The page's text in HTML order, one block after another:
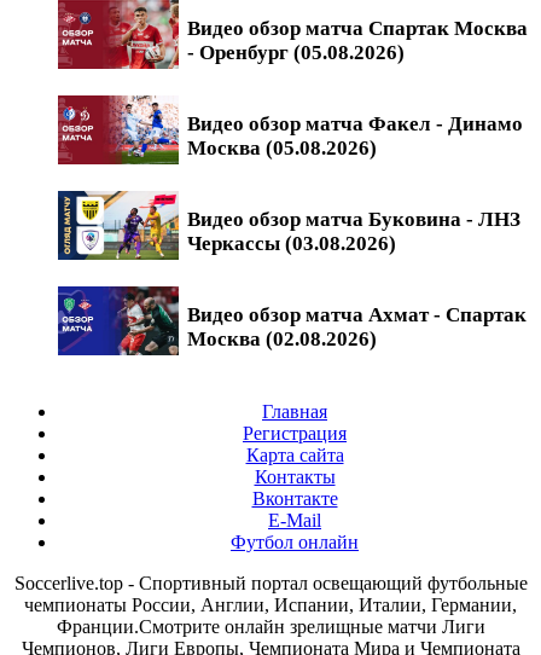
Видео обзор матча Спартак Москва
- Оренбург (05.08.2026)
Видео обзор матча Факел - Динамо
Москва (05.08.2026)
Видео обзор матча Буковина - ЛНЗ
Черкассы (03.08.2026)
Видео обзор матча Ахмат - Спартак
Москва (02.08.2026)
Главная
Регистрация
Карта сайта
Контакты
Вконтакте
E-Mail
Футбол онлайн
Soccerlive.top - Спортивный портал освещающий футбольные
чемпионаты России, Англии, Испании, Италии, Германии,
Франции.Смотрите онлайн зрелищные матчи Лиги
Чемпионов, Лиги Европы, Чемпионата Мира и Чемпионата